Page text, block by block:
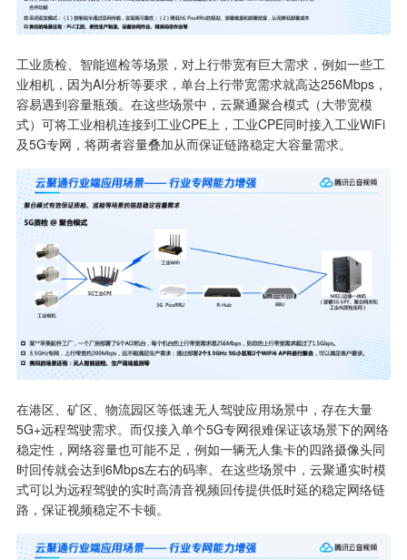
工业质检、智能巡检等场景，对上行带宽有巨大需求，例如一些工
业相机，因为AI分析等要求，单台上行带宽需求就高达256Mbps，
容易遇到容量瓶颈。在这些场景中，云聚通聚合模式（大带宽模
式）可将工业相机连接到工业CPE上，工业CPE同时接入工业WiFi
及5G专网，将两者容量叠加从而保证链路稳定大容量需求。
在港区、矿区、物流园区等低速无人驾驶应用场景中，存在大量
5G+远程驾驶需求。而仅接入单个5G专网很难保证该场景下的网络
稳定性，网络容量也可能不足，例如一辆无人集卡的四路摄像头同
时回传就会达到6Mbps左右的码率。在这些场景中，云聚通实时模
式可以为远程驾驶的实时高清音视频回传提供低时延的稳定网络链
路，保证视频稳定不卡顿。